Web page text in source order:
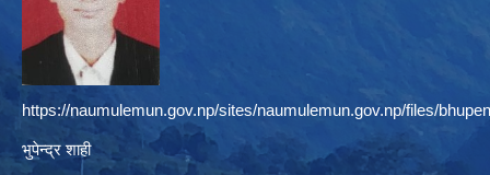
https://naumulemun.gov.np/sites/naumulemun.gov.np/files/
भुपेन्द्र शाही